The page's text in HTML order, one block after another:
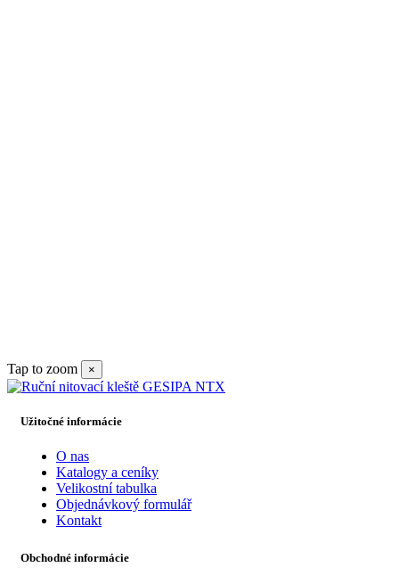
Tap to zoom ×
Užitočné informácie
O nas
Katalogy a ceníky
Velikostní tabulka
Objednávkový formulář
Kontakt
Obchodné informácie